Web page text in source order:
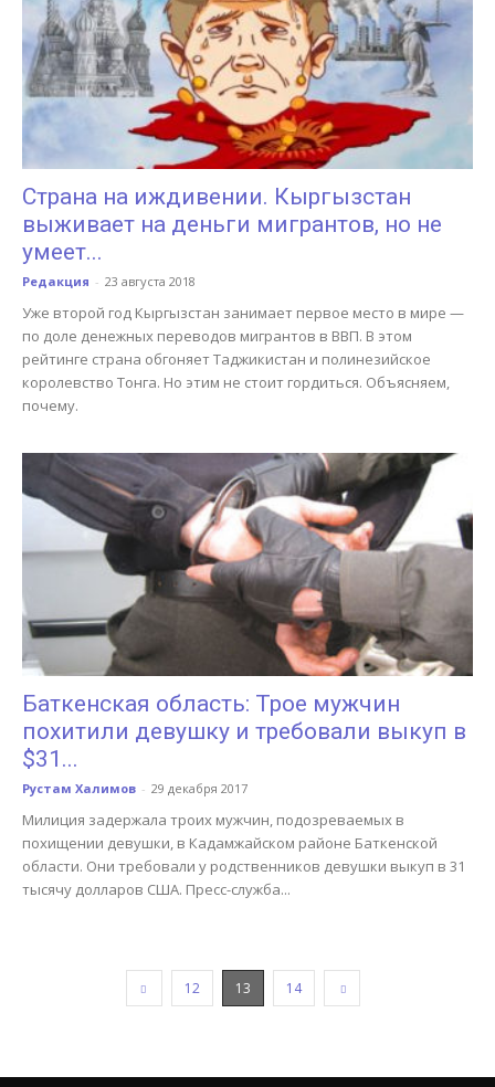
Страна на иждивении. Кыргызстан
выживает на деньги мигрантов, но не
умеет...
Редакция - 23 августа 2018
Уже второй год Кыргызстан занимает первое место в мире —
по доле денежных переводов мигрантов в ВВП. В этом
рейтинге страна обгоняет Таджикистан и полинезийское
королевство Тонга. Но этим не стоит гордиться. Объясняем,
почему.
Баткенская область: Трое мужчин
похитили девушку и требовали выкуп в
$31...
Рустам Халимов - 29 декабря 2017
Милиция задержала троих мужчин, подозреваемых в
похищении девушки, в Кадамжайском районе Баткенской
области. Они требовали у родственников девушки выкуп в 31
тысячу долларов США. Пресс-служба...
12 13 14